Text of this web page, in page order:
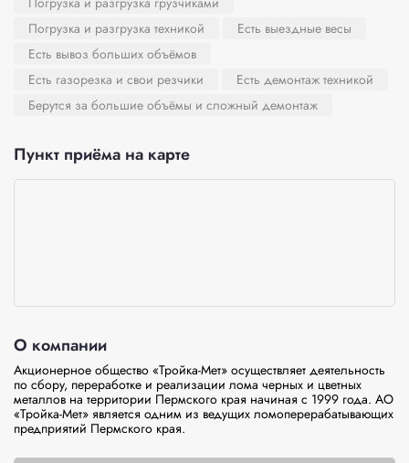
Погрузка и разгрузка техникой
Есть выездные весы
Есть вывоз больших объёмов
Есть газорезка и свои резчики
Есть демонтаж техникой
Берутся за большие объёмы и сложный демонтаж
Пункт приёма на карте
О компании
Акционерное общество «Тройка-Мет» осуществляет деятельность
по сбору, переработке и реализации лома черных и цветных
металлов на территории Пермского края начиная с 1999 года. АО
«Тройка-Мет» является одним из ведущих ломоперерабатывающих
предприятий Пермского края.